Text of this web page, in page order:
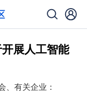
展人工智能
、有关企业：